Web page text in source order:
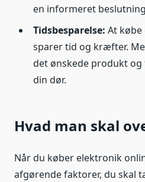
en informeret
Tidsbesparelse: At
sparer tid og kræfter.
det ønskede produkt
din dør.
Hvad man skal
Når du køber elektronik
afgørende faktorer, du skal